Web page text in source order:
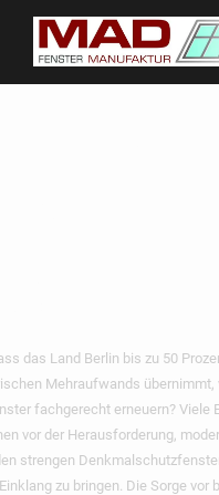
das Land Berlin bis zu 50
Mehraufwands übernimmt,
fachgerecht erneuern? Viele
vor der Herausforderung,
strengen
zu bringen. Die Sorge vor